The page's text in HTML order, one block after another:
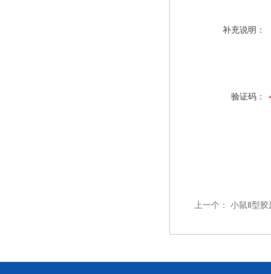
补充说明：
验证码：
上一个： 小鼠Ⅱ型